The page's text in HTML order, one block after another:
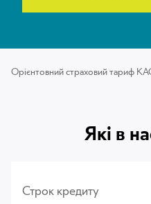
Орієнтовний страховий тариф
Які в
Строк кредиту